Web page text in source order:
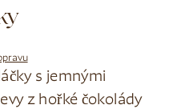
s jemnými
z hořké čokolády